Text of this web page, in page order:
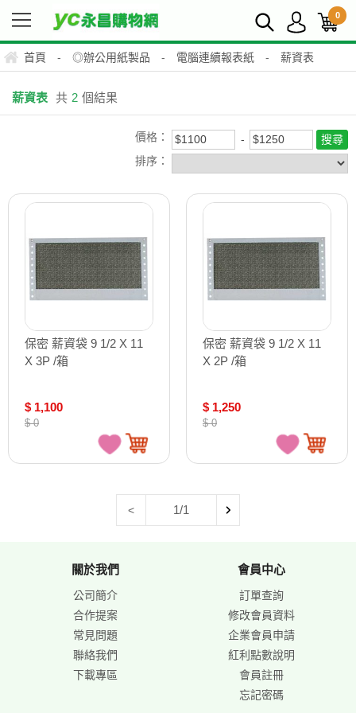
0
首頁 - ◎辦公用紙製品 - 電腦連續報表紙 - 薪資表
薪資表 共 2 個結果
價格：
排序：
保密 薪資袋 9 1/2 X 11
X 3P /箱
$ 1,100
$ 0
保密 薪資袋 9 1/2 X 11
X 2P /箱
$ 1,250
$ 0
< 1/1
關於我們
公司簡介
合作提案
常見問題
聯絡我們
下載專區
會員中心
訂單查詢
修改會員資料
企業會員申請
紅利點數說明
會員註冊
忘記密碼